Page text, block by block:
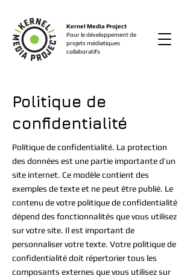
Kernel Media Project
Pour le développement de
projets médiatiques
collaboratifs
Politique de
confidentialité
Politique de confidentialité. La protection
des données est une partie importante d’un
site internet. Ce modèle contient des
exemples de texte et ne peut être publié. Le
contenu de votre politique de confidentialité
dépend des fonctionnalités que vous utilisez
sur votre site. Il est important de
personnaliser votre texte. Votre politique de
confidentialité doit répertorier tous les
composants externes que vous utilisez sur